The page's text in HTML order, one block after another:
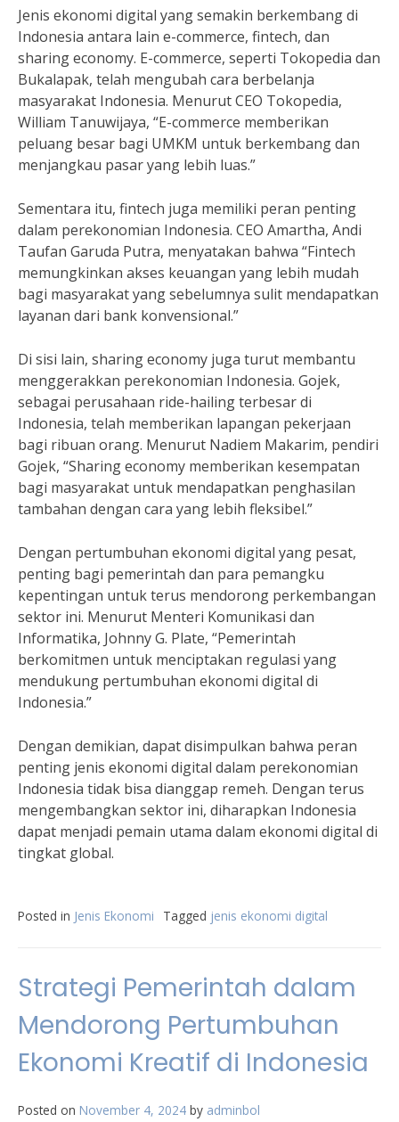
Jenis ekonomi digital yang semakin berkembang di
Indonesia antara lain e-commerce, fintech, dan
sharing economy. E-commerce, seperti Tokopedia dan
Bukalapak, telah mengubah cara berbelanja
masyarakat Indonesia. Menurut CEO Tokopedia,
William Tanuwijaya, “E-commerce memberikan
peluang besar bagi UMKM untuk berkembang dan
menjangkau pasar yang lebih luas.”
Sementara itu, fintech juga memiliki peran penting
dalam perekonomian Indonesia. CEO Amartha, Andi
Taufan Garuda Putra, menyatakan bahwa “Fintech
memungkinkan akses keuangan yang lebih mudah
bagi masyarakat yang sebelumnya sulit mendapatkan
layanan dari bank konvensional.”
Di sisi lain, sharing economy juga turut membantu
menggerakkan perekonomian Indonesia. Gojek,
sebagai perusahaan ride-hailing terbesar di
Indonesia, telah memberikan lapangan pekerjaan
bagi ribuan orang. Menurut Nadiem Makarim, pendiri
Gojek, “Sharing economy memberikan kesempatan
bagi masyarakat untuk mendapatkan penghasilan
tambahan dengan cara yang lebih fleksibel.”
Dengan pertumbuhan ekonomi digital yang pesat,
penting bagi pemerintah dan para pemangku
kepentingan untuk terus mendorong perkembangan
sektor ini. Menurut Menteri Komunikasi dan
Informatika, Johnny G. Plate, “Pemerintah
berkomitmen untuk menciptakan regulasi yang
mendukung pertumbuhan ekonomi digital di
Indonesia.”
Dengan demikian, dapat disimpulkan bahwa peran
penting jenis ekonomi digital dalam perekonomian
Indonesia tidak bisa dianggap remeh. Dengan terus
mengembangkan sektor ini, diharapkan Indonesia
dapat menjadi pemain utama dalam ekonomi digital di
tingkat global.
Posted in Jenis Ekonomi Tagged jenis ekonomi digital
Strategi Pemerintah dalam
Mendorong Pertumbuhan
Ekonomi Kreatif di Indonesia
Posted on November 4, 2024 by adminbol